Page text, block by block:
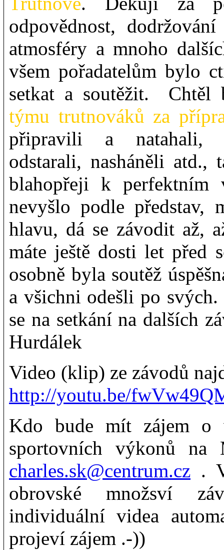
odpovědnost,
atmosféry a mnoho
všem pořadatelům bylo
setkat a soutěžit. Chtěl
týmu trutnováků za
připravili a natahali,
odstarali, nasháněli
blahopřeji k perfektním
nevyšlo podle představ,
hlavu, dá se závodit až,
máte ještě dosti let před
osobně byla soutěž
a všichni odešli po
se na setkání na dalších
Hurdálek
Video (klip) ze závodů
http://youtu.be/
Kdo bude mít zájem o
sportovních výkonů
charles.sk@centrum.cz .
obrovské množsví
individuální videa
projeví zájem .-))